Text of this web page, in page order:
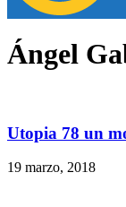
Ángel
Utopia 78 un
19 marzo, 2018